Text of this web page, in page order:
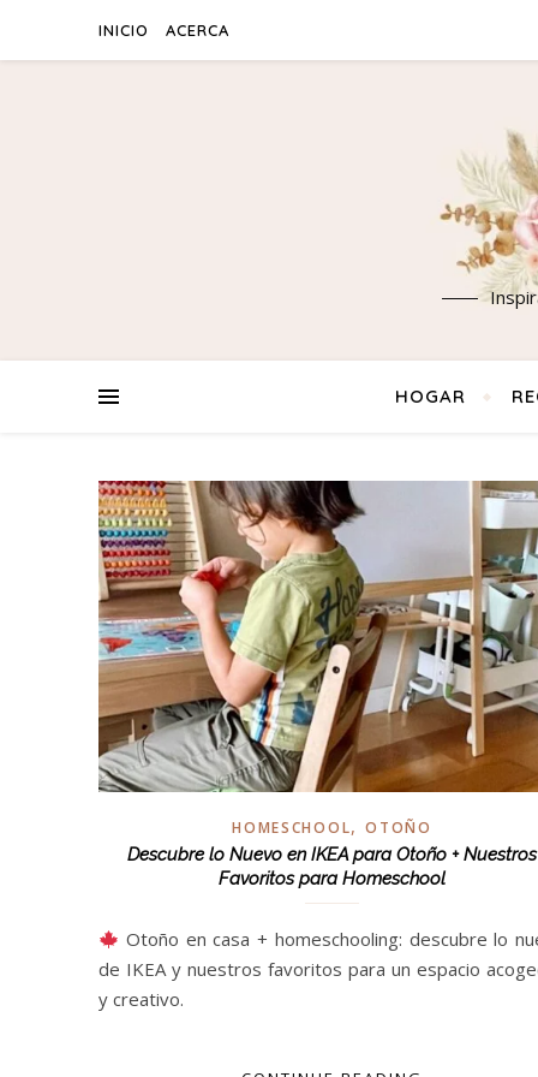
INICIO ACERCA
HOGAR
HOMESCHOOL,OTOÑO
Descubre lo Nuevo en IKEA para Otoño + Nuestros
Favoritos para Homeschool
Otoño en casa + homeschooling: descubre lo
de IKEA y nuestros favoritos para un espacio
y creativo.